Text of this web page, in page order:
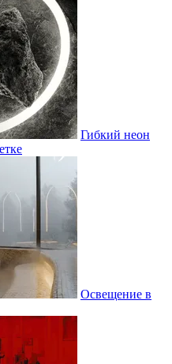
Гибкий неон
Освещение в